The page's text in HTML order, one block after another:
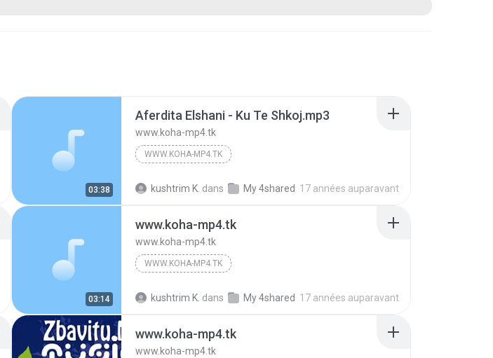
03:38
Aferdita Elshani - Ku Te Shkoj.mp3
www.koha-mp4.tk
WWW.KOHA-MP4.TK
kushtrim K. dans My 4shared 17 années auparavant
03:14
www.koha-mp4.tk
www.koha-mp4.tk
WWW.KOHA-MP4.TK
kushtrim K. dans My 4shared 17 années auparavant
www.koha-mp4.tk
www.koha-mp4.tk